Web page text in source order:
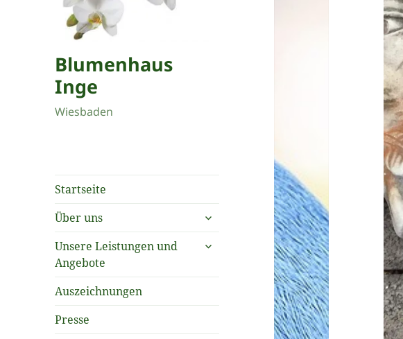
Blumenhaus
Inge
Wiesbaden
Startseite
Über uns
untermenü
öffnen
Unsere Leistungen und
Angebote
untermenü
Auszeichnungen
Presse